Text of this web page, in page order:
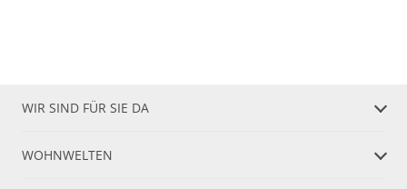
WIR SIND FÜR SIE DA
WOHNWELTEN